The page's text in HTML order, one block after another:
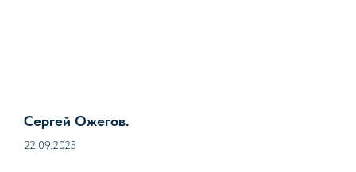
Сергей Ожегов.
22.09.2025